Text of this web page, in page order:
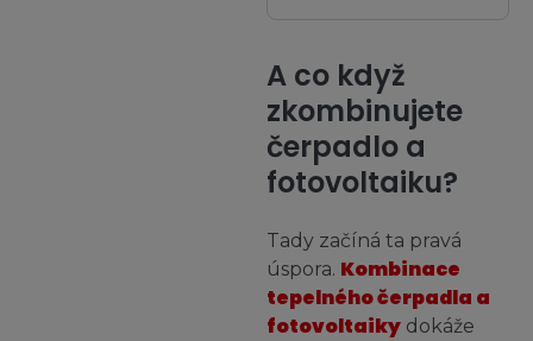
A co když
zkombinujete
čerpadlo a
fotovoltaiku?
Tady začíná ta pravá
úspora. Kombinace
tepelného čerpadla a
fotovoltaiky dokáže